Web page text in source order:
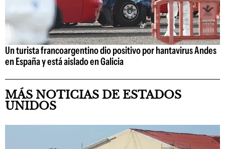
Un turista francoargentino dio positivo por hantavirus Andes
en España y está aislado en Galicia
MÁS NOTICIAS DE ESTADOS
UNIDOS